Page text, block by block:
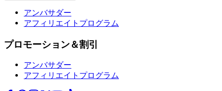
アンバサダー
アフィリエイトプログラム
プロモーション＆割引
アンバサダー
アフィリエイトプログラム